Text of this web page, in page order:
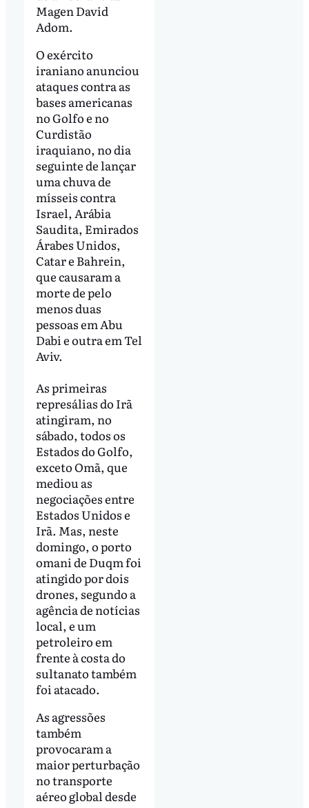
Magen David
Adom.
O exército
iraniano anunciou
ataques contra as
bases americanas
no Golfo e no
Curdistão
iraquiano, no dia
seguinte de lançar
uma chuva de
mísseis contra
Israel, Arábia
Saudita, Emirados
Árabes Unidos,
Catar e Bahrein,
que causaram a
morte de pelo
menos duas
pessoas em Abu
Dabi e outra em Tel
Aviv.
As primeiras
represálias do Irã
atingiram, no
sábado, todos os
Estados do Golfo,
exceto Omã, que
mediou as
negociações entre
Estados Unidos e
Irã. Mas, neste
domingo, o porto
omani de Duqm foi
atingido por dois
drones, segundo a
agência de notícias
local, e um
petroleiro em
frente à costa do
sultanato também
foi atacado.
As agressões
também
provocaram a
maior perturbação
no transporte
aéreo global desde